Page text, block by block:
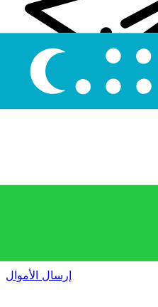
إرسال الأموال